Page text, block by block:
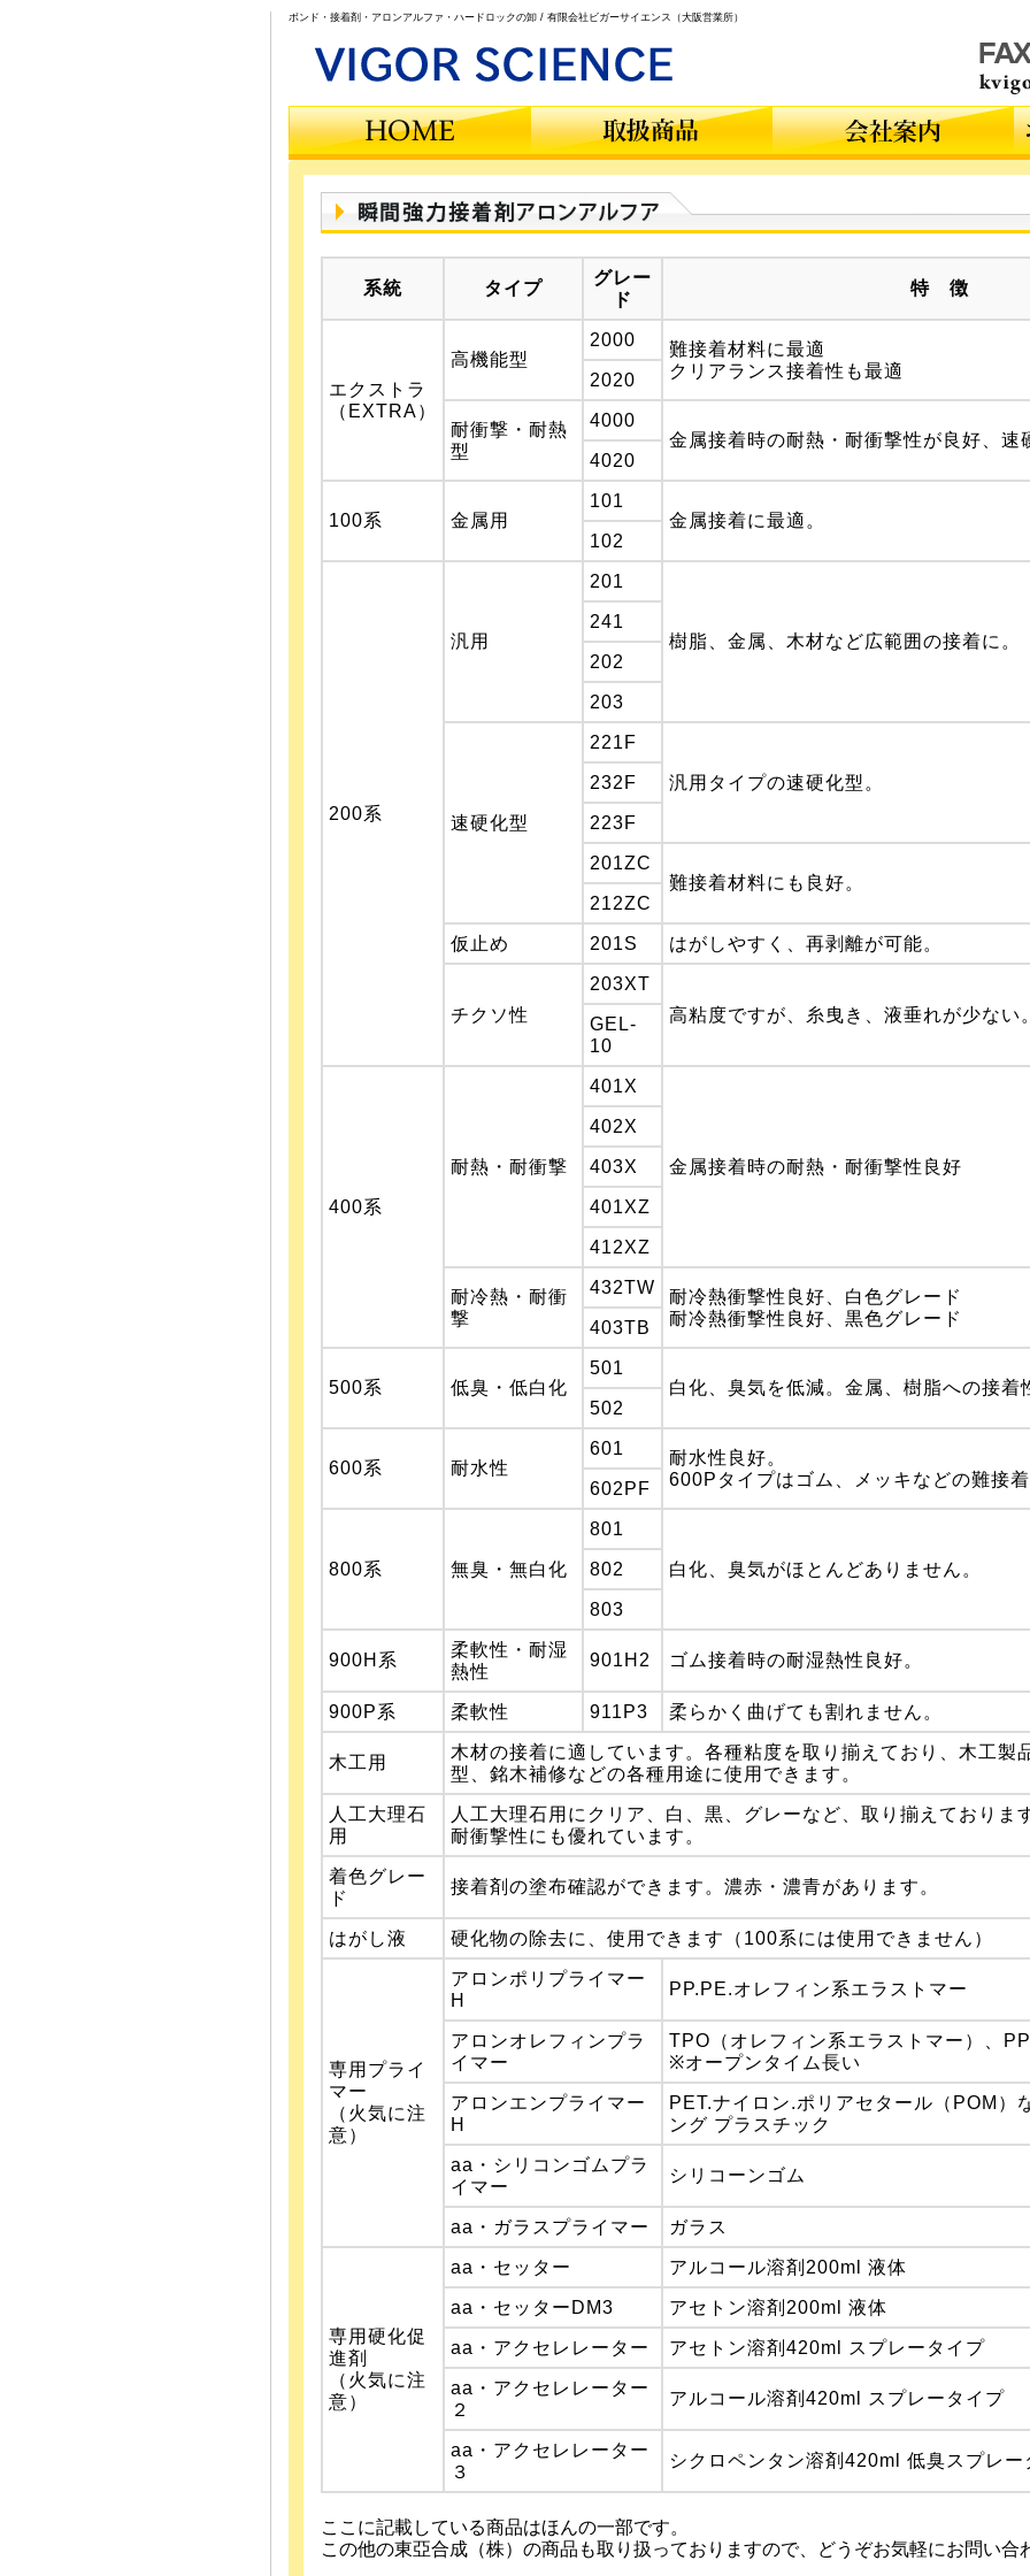
ボンド・接着剤・アロンアルファ・ハードロックの卸 / 有限会社ビガーサイエンス（大阪営業所）
系統 タイプ
グレー
ド
特 徴
エクストラ
（EXTRA）
高機能型
2000
難接着材料に最適
クリアランス接着性も最適
2020
耐衝撃・耐熱
型
4000
金属接着時の耐熱・耐衝撃性が良好、速
4020
100系 金属用
101
金属接着に最適。
102
200系
汎用
201
樹脂、金属、木材など広範囲の接着に。
241
202
203
速硬化型
221F
汎用タイプの速硬化型。
232F
223F
201ZC
難接着材料にも良好。
212ZC
仮止め 201S はがしやすく、再剥離が可能。
チクソ性
203XT
高粘度ですが、糸曳き、液垂れが少ない
GEL-
10
400系
耐熱・耐衝撃
401X
金属接着時の耐熱・耐衝撃性良好
402X
403X
401XZ
412XZ
耐冷熱・耐衝
撃
432TW
耐冷熱衝撃性良好、白色グレード
耐冷熱衝撃性良好、黒色グレード
403TB
500系 低臭・低白化
501
白化、臭気を低減。金属、樹脂への接着
502
600系 耐水性
601
耐水性良好。
600Pタイプはゴム、メッキなどの難接
602PF
800系 無臭・無白化
801
白化、臭気がほとんどありません。
802
803
900H系
柔軟性・耐湿
熱性
901H2 ゴム接着時の耐湿熱性良好。
900P系 柔軟性 911P3 柔らかく曲げても割れません。
木工用
木材の接着に適しています。各種粘度を取り揃えており、木工製
型、銘木補修などの各種用途に使用できます。
人工大理石
用
人工大理石用にクリア、白、黒、グレーなど、取り揃えておりま
耐衝撃性にも優れています。
着色グレー
ド
接着剤の塗布確認ができます。濃赤・濃青があります。
はがし液 硬化物の除去に、使用できます（100系には使用できません）
専用プライ
マー
（火気に注
意）
アロンポリプライマー
H
PP.PE.オレフィン系エラストマー
アロンオレフィンプラ
イマー
TPO（オレフィン系エラストマー）、
※オープンタイム長い
アロンエンプライマー
H
PET.ナイロン.ポリアセタール（POM）
ング プラスチック
aa・シリコンゴムプラ
イマー
シリコーンゴム
aa・ガラスプライマー ガラス
専用硬化促
進剤
（火気に注
意）
aa・セッター アルコール溶剤200ml 液体
aa・セッターDM3 アセトン溶剤200ml 液体
aa・アクセレレーター アセトン溶剤420ml スプレータイプ
aa・アクセレレーター
２
アルコール溶剤420ml スプレータイプ
aa・アクセレレーター
３
シクロペンタン溶剤420ml 低臭スプレー
ここに記載している商品はほんの一部です。
この他の東亞合成（株）の商品も取り扱っておりますので、どうぞお気軽にお問い合